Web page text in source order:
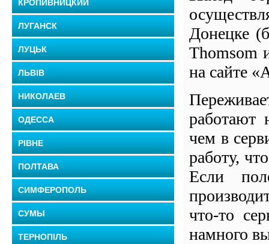
КРОПИВНИЦКИЙ
ЛУГАНСК
ЛУЦЬК
ЛЬВІВ
НИКОЛАЕВ
ОДЕССА
РІВНЕ
ПОЛТАВА
СИМФЕРОПОЛЬ
СУМЫ
ТЕРНОПІЛЬ
Донецке
Thomsom
на сайте
работают
чем в
работу,
Если
что-то
намного